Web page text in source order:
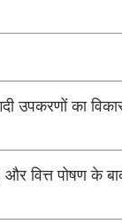
उपकरणों का
और वित्त पोषण के